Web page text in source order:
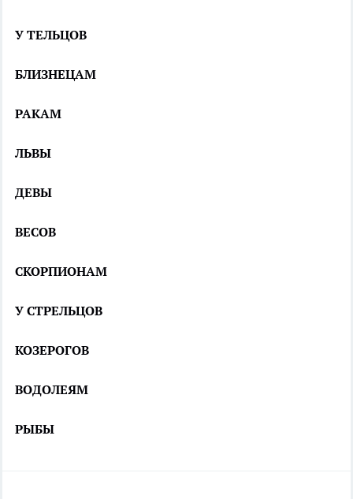
У ТЕЛЬЦОВ
БЛИЗНЕЦАМ
РАКАМ
ЛЬВЫ
ДЕВЫ
ВЕСОВ
СКОРПИОНАМ
У СТРЕЛЬЦОВ
КОЗЕРОГОВ
ВОДОЛЕЯМ
РЫБЫ